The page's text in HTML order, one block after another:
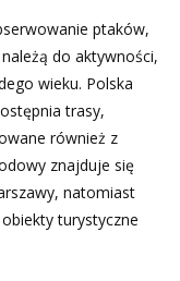
ptaków,
do aktywności,
wieku. Polska
trasy,
również z
znajduje się
natomiast
turystyczne